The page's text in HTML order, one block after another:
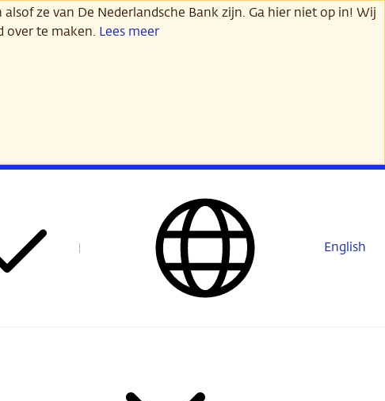
ze van De Nederlandsche Bank zijn. Ga hier niet op in! Wij
over te maken. Lees meer
English